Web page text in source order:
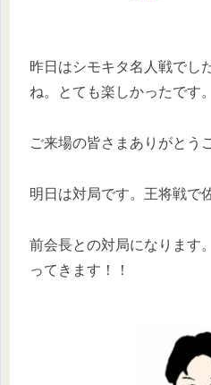
昨日はシモキタ名人戦でし
ね。とても楽しかったです。
ご来場の皆さまありがとう
明日は対局です。王将戦で
前会長との対局になります
ってきます！！